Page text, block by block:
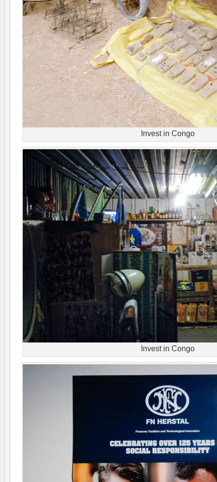
Invest in Congo
Invest in Congo